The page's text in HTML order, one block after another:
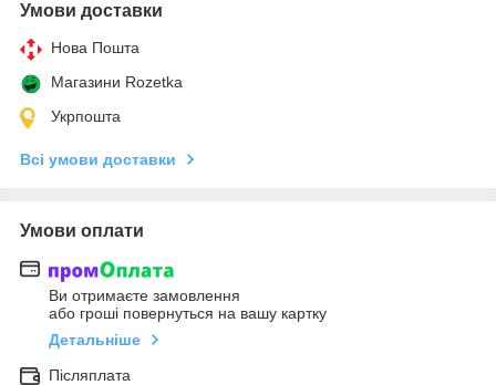
Умови доставки
Нова Пошта
Магазини Rozetka
Укрпошта
Всі умови доставки
Умови оплати
Ви отримаєте замовлення
або гроші повернуться на вашу картку
Детальніше
Післяплата